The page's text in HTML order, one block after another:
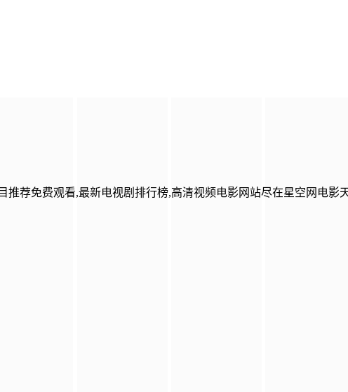
荐免费观看,最新电视剧排行榜,高清视频电影网站尽在星空网电影天